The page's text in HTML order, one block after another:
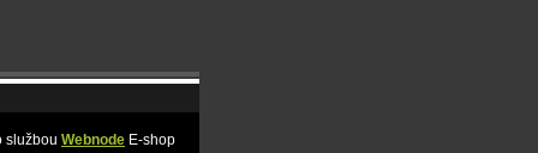
službou Webnode E-shop